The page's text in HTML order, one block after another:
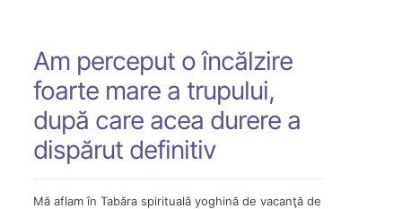
Am perceput o încălzire
foarte mare a trupului,
după care acea durere a
dispărut definitiv
Mă aflam în Tabăra spirituală yoghină de vacanţă de